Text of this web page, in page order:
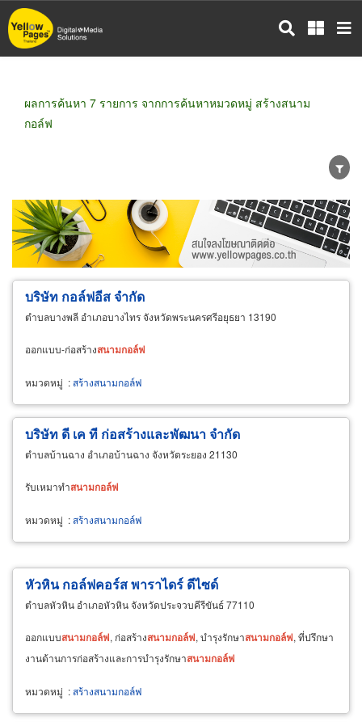
ข้าม
ไป
ผลการค้นหา 7 รายการ จากการค้นหาหมวดหมู่ สร้างสนาม
กอล์ฟ
ขายส่ง ขายปลีก ผู้ผลิต
ตัวแทนจัดจำหน่าย
ผู้ส่งออก/นำเข้า
ธุรกิจบริการ
บริษัท กอล์ฟอีส จำกัด
ตำบลบางพลี อำเภอบางไทร จังหวัดพระนครศรีอยุธยา 13190
ออกแบบ-ก่อสร้างสนามกอล์ฟ
หมวดหมู่ :สร้างสนามกอล์ฟ
บริษัท ดี เค ที ก่อสร้างและพัฒนา จำกัด
ตำบลบ้านฉาง อำเภอบ้านฉาง จังหวัดระยอง 21130
รับเหมาทำสนามกอล์ฟ
หมวดหมู่ :สร้างสนามกอล์ฟ
หัวหิน กอล์ฟคอร์ส พาราไดร์ ดีไซด์
ตำบลหัวหิน อำเภอหัวหิน จังหวัดประจวบคีรีขันธ์ 77110
ออกแบบสนามกอล์ฟ, ก่อสร้างสนามกอล์ฟ, บำรุงรักษาสนามกอล์ฟ, ที่ปรึกษา
งานด้านการก่อสร้างและการบำรุงรักษาสนามกอล์ฟ
หมวดหมู่ :สร้างสนามกอล์ฟ